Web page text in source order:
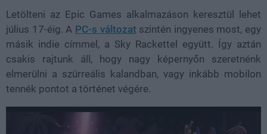
Letölteni az Epic Games alkalmazáson keresztül lehet
július 17-éig. A PC-s változat szintén ingyenes most, egy
másik indie címmel, a Sky Rackettel együtt. Így aztán
csakis rajtunk áll, hogy nagy képernyőn szeretnénk
elmerülni a szürreális kalandban, vagy inkább mobilon
tennék pontot a történet végére.